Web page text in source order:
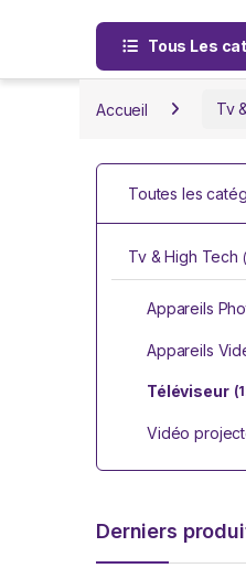
Tous Les
Accueil Tv
Toutes les
Tv & High Tech
Appareils
Appareils
Téléviseur
Vidéo
Derniers